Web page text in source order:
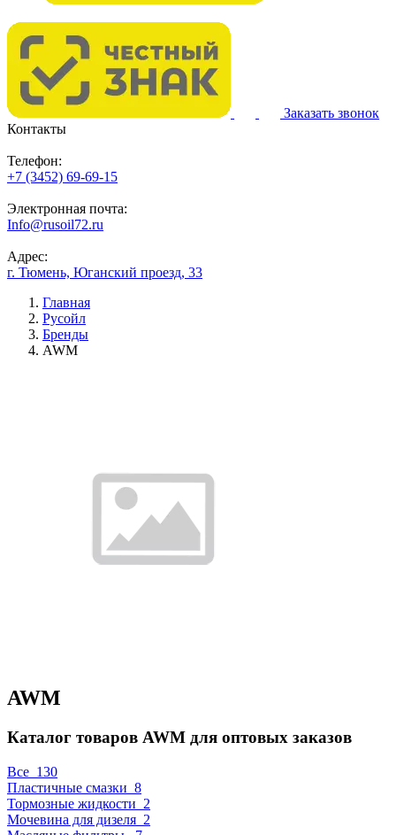
Заказать звонок
Контакты
Телефон:
+7 (3452) 69-69-15
Электронная почта:
Info@rusoil72.ru
Адрес:
г. Тюмень, Юганский проезд, 33
Главная
Русойл
Бренды
AWM
AWM
Каталог товаров AWM для оптовых заказов
Все 130
Пластичные смазки 8
Тормозные жидкости 2
Мочевина для дизеля 2